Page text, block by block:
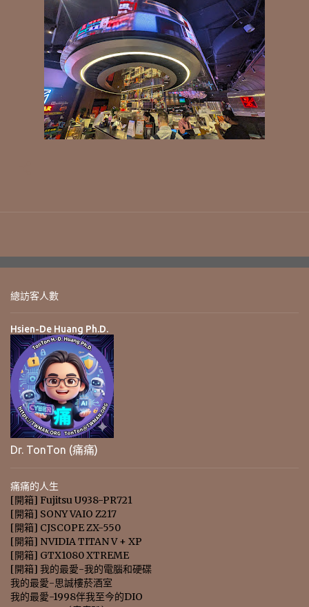
總訪客人數
Hsien-De Huang Ph.D.
Dr. TonTon (痛痛)
痛痛的人生
[開箱] Fujitsu U938-PR721
[開箱] SONY VAIO Z217
[開箱] CJSCOPE ZX-550
[開箱] NVIDIA TITAN V + XP
[開箱] GTX1080 XTREME
[開箱] 我的最愛-我的電腦和硬碟
我的最愛-思誠樓菸酒室
我的最愛-1998伴我至今的DIO